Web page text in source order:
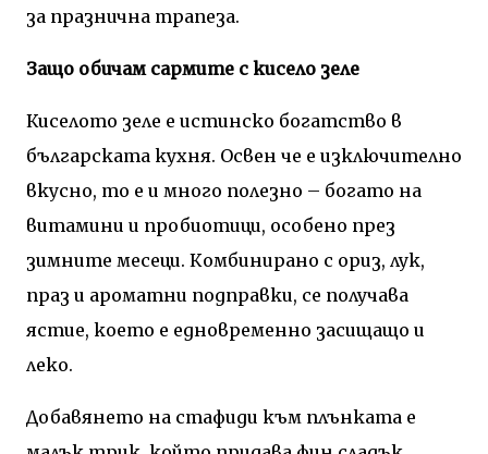
за празнична трапеза.
Защо обичам сармите с кисело зеле
Киселото зеле е истинско богатство в
българската кухня. Освен че е изключително
вкусно, то е и много полезно – богато на
витамини и пробиотици, особено през
зимните месеци. Комбинирано с ориз, лук,
праз и ароматни подправки, се получава
ястие, което е едновременно засищащо и
леко.
Добавянето на стафиди към плънката е